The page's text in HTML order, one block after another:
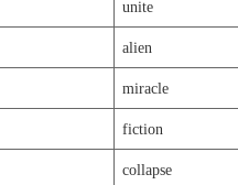
unite
alien
miracle
fiction
collapse